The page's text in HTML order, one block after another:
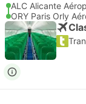
ALC Alicante
ORY Paris Orly